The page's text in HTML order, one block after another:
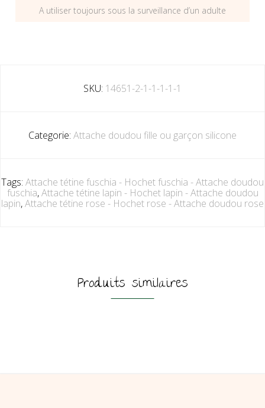
A utiliser toujours sous la surveillance d’un adulte
SKU: 14651-2-1-1-1-1-1
Categorie: Attache doudou fille ou garçon silicone
Tags: Attache tétine fuschia - Hochet fuschia - Attache doudou
fuschia,Attache tétine lapin - Hochet lapin - Attache doudou
lapin,Attache tétine rose - Hochet rose - Attache doudou rose
Produits similaires